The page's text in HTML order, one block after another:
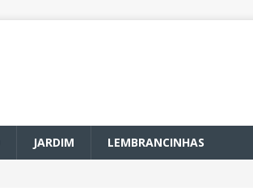
JARDIM LEMBRANCINHAS